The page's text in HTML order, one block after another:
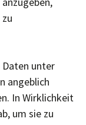
unter
angeblich
In Wirklichkeit
um sie zu